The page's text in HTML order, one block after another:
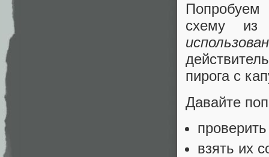
схему из
пирога с
Давайте
взять их